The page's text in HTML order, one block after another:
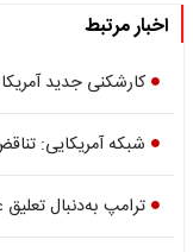
اخبار مرتبط
کارشکنی جدید
شبکه آمریکایی:
ترامپ به‌دنبال